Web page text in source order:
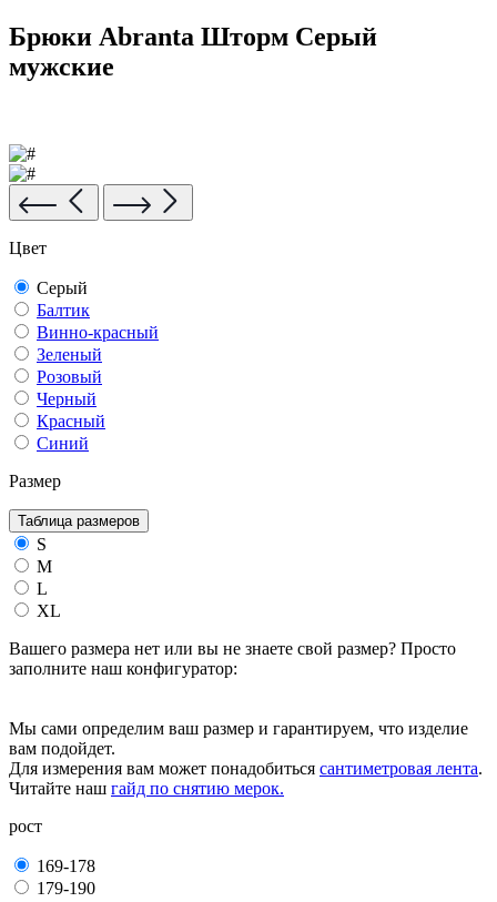
Брюки Abranta Шторм Серый
мужские
Цвет
Серый
Балтик
Винно-красный
Зеленый
Розовый
Черный
Красный
Синий
Размер
Таблица размеров
S
M
L
XL
Вашего размера нет или вы не знаете свой размер? Просто
заполните наш конфигуратор:
Мы сами определим ваш размер и гарантируем, что изделие
вам подойдет.
Для измерения вам может понадобиться сантиметровая лента.
Читайте наш гайд по снятию мерок.
рост
169-178
179-190